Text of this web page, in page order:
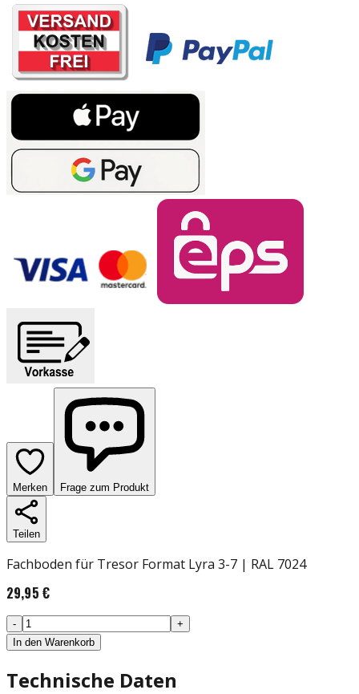
Merken Frage zum Produkt
Teilen
Fachboden für Tresor Format Lyra 3-7 | RAL 7024
29,95 €
-
+
In den Warenkorb
Technische Daten